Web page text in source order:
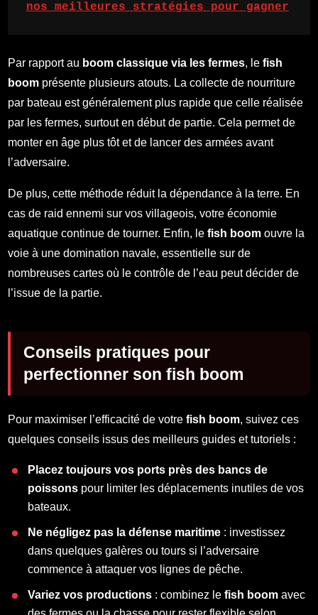
nos meilleures stratégies pour gagner
Par rapport au boom classique via les fermes, lefish
boom présente plusieurs atouts. La collecte de nourriture
par bateau est généralement plus rapide que celle réalisée
par les fermes, surtout en début de partie. Cela permet de
monter en âge plus tôt et de lancer des armées avant
l’adversaire.
De plus, cette méthode réduit la dépendance à la terre. En
cas de raid ennemi sur vos villageois, votre économie
aquatique continue de tourner. Enfin, lefish boom ouvre la
voie à une domination navale, essentielle sur de
nombreuses cartes où le contrôle de l’eau peut décider de
l’issue de la partie.
Conseils pratiques pour
perfectionner son fish boom
Pour maximiser l’efficacité de votrefish boom, suivez ces
quelques conseils issus des meilleurs guides et tutoriels :
Placez toujours vos ports près des bancs de
poissons pour limiter les déplacements inutiles de vos
bateaux.
Ne négligez pas la défense maritime : investissez
dans quelques galères ou tours si l’adversaire
commence à attaquer vos lignes de pêche.
Variez vos productions : combinez lefish boom avec